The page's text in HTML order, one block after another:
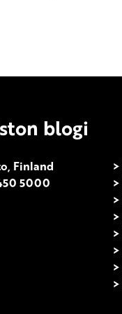
blogi
Finland
5000
>
>
>
>
>
>
>
>